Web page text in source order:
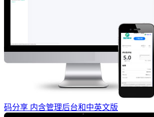
码分享 内含管理后台和中英文版